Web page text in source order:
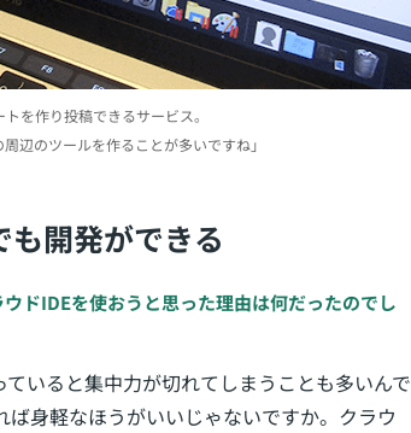
を作り投稿できるサービス。
辺のツールを作ることが多いですね」
も開発ができる
IDEを使おうと思った理由は何だったのでし
いると集中力が切れてしまうことも多いんで
身軽なほうがいいじゃないですか。クラウ